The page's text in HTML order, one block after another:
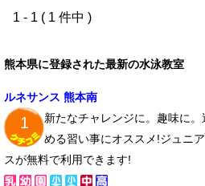
1 - 1 ( 1 件中 )
熊本県に登録された最新の水泳教室
ルネサンス 熊本南
1
新たなチャレンジに。趣味に
める習い事にオススメ!ジュニ
スが無料で利用できます!